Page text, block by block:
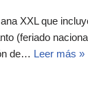
XXL que
(feriado
de… Leer más »